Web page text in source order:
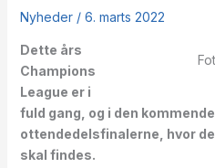
Nyheder/ 6. marts 2022
Dette års
Champions
League er i
fuld gang, og i den
ottendedelsfinalerne, hvor
skal findes.